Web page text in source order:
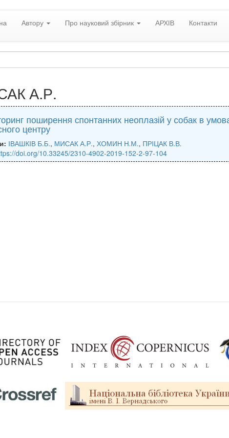
Автору Про науковий збірник АРХІВ Контакти
А.Р.
поширення спонтанних неоплазій у собак в
центру
ІВАШКІВ Б.Б., МИСАК А.Р., ХОМИН Н.М., ПРІЦАК В.В.
doi.org/10.33245/2310-4902-2019-152-2-97-104